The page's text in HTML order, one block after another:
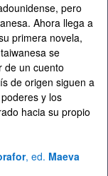
pero
Ahora llega a
primera novela,
se
de un cuento
de origen siguen a
y los
hacia su propio
, ed. Maeva